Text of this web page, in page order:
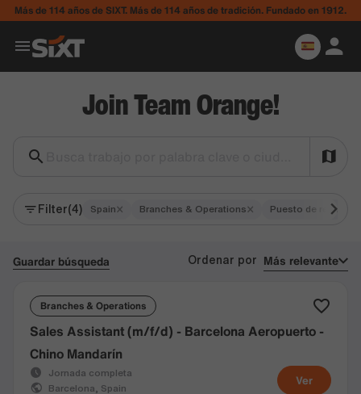
Más de 114 años de SIXT. Más de 114 años de tradición. Fundado en 1912.
Join Team Orange!
Filter(4) Spain× Branches & Operations× Puesto de
Guardar búsqueda Ordenar por Más relevante
Branches & Operations
Ver
Sales Assistant (m/f/d) - Barcelona Aeropuerto -
Chino Mandarín
Jornada completa
Barcelona, Spain